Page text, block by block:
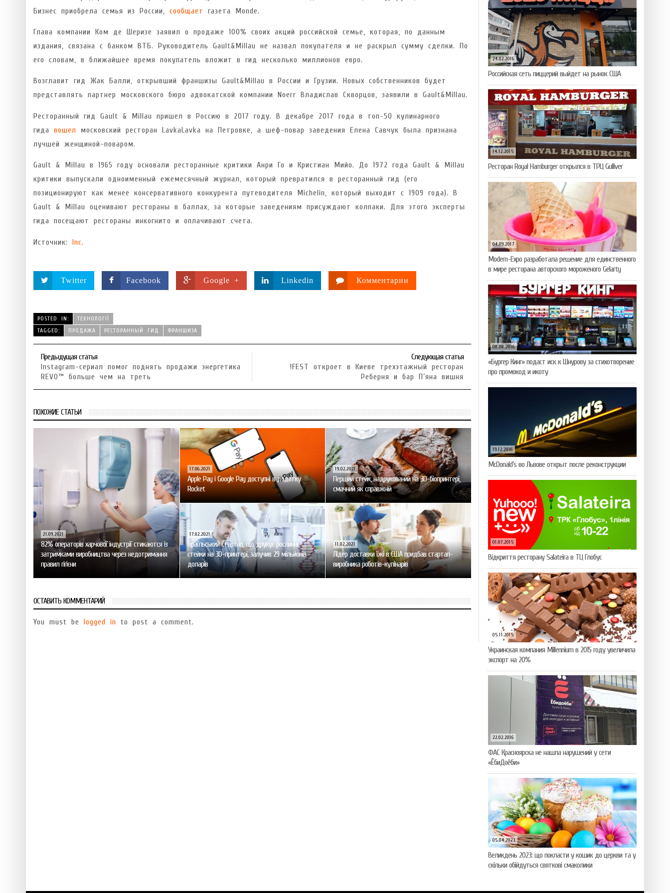
Бизнес приобрела семья из России, сообщает газета Monde.
Глава компании Ком де Шеризе заявил о продаже 100% своих акций российской семье, которая, по данным
издания, связана с банком ВТБ. Руководитель Gault&Millau не назвал покупателя и не раскрыл сумму сделки. По
его словам, в ближайшее время покупатель вложит в гид несколько миллионов евро.
Возглавит гид Жак Балли, открывший франшизы Gault&Millau в России и Грузии. Новых собственников будет
представлять партнер московского бюро адвокатской компании Noerr Владислав Скворцов, заявили в Gault&Millau.
Ресторанный гид Gault & Millau пришел в Россию в 2017 году. В декабре 2017 года в топ-50 кулинарного
гида вошел московский ресторан LavkaLavka на Петровке, а шеф-повар заведения Елена Савчук была признана
лучшей женщиной-поваром.
Gault & Millau в 1965 году основали ресторанные критики Анри Го и Кристиан Мийо. До 1972 года Gault & Millau
критики выпускали одноименный ежемесячный журнал, который превратился в ресторанный гид (его
позиционируют как менее консервативного конкурента путеводителя Michelin, который выходит с 1909 года). В
Gault & Millau оценивают рестораны в баллах, за которые заведениям присуждают колпаки. Для этого эксперты
гида посещают рестораны инкогнито и оплачивают счета.
Источник: Inc.
Twitter Facebook Google + Linkedin Комментарии
POSTED IN:
ТЕХНОЛОГІЇ
TAGGED:
ПРОДАЖА РЕСТОРАННЫЙ ГИД ФРАНШИЗА
Предыдущая статья
Instagram-сериал помог поднять продажи энергетика
REVO™ больше чем на треть
Следующая статья
!FEST откроет в Киеве трехэтажный ресторан
Реберня и бар П’яна вишня
ПОХОЖИЕ СТАТЬИ
21.09.2021
82% операторів харчової індустрії стикаются із
затримками виробництва через недотримання
правил гігієни
17.06.2021
Apple Pay і Google Pay доступні в додатку
Rocket
19.02.2021
Перший стейк, надрукований на 3D-біопринтері,
смачний як справжній
17.02.2021
Ізраїльський стартап, що друкує рослинні
стейки на 3D-принтері, залучив 29 мільйонів
доларів
11.02.2021
Лідер доставки їжі в США придбав стартап-
виробника роботів-кулінарів
ОСТАВИТЬ КОММЕНТАРИЙ
You must be logged in to post a comment.
24.02.2016
Российская сеть пиццерий выйдет на рынок США
14.12.2015
Ресторан Royal Hamburger открылся в ТРЦ Gulliver
04.09.2017
Modern-Expo разработала решение для единственного
в мире ресторана авторского мороженого Gelarty
08.08.2016
«Бургер Кинг» подаст иск к Шнурову за стихотворение
про промокод и икоту
19.12.2016
McDonald’s во Львове открыт после реконструкции
01.07.2015
Відкриття ресторану Salateirа в ТЦ Глобус
05.11.2015
Украинская компания Millennium в 2015 году увеличила
экспорт на 20%
22.02.2016
ФАС Красноярска не нашла нарушений у сети
«ЁбиДоёби»
05.04.2023
Великдень 2023: що покласти у кошик до церкви та у
скільки обійдуться святкові смаколики